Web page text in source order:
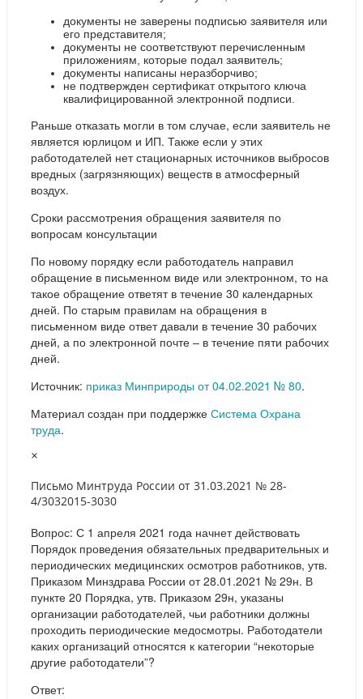
документы не заверены подписью заявителя или
его представителя;
документы не соответствуют перечисленным
приложениям, которые подал заявитель;
документы написаны неразборчиво;
не подтвержден сертификат открытого ключа
квалифицированной электронной подписи.
Раньше отказать могли в том случае, если заявитель не
является юрлицом и ИП. Также если у этих
работодателей нет стационарных источников выбросов
вредных (загрязняющих) веществ в атмосферный
воздух.
Сроки рассмотрения обращения заявителя по
вопросам консультации
По новому порядку если работодатель направил
обращение в письменном виде или электронном, то на
такое обращение ответят в течение 30 календарных
дней. По старым правилам на обращения в
письменном виде ответ давали в течение 30 рабочих
дней, а по электронной почте – в течение пяти рабочих
дней.
Источник: приказ Минприроды от 04.02.2021 № 80.
Материал создан при поддержке Система Охрана
труда.
×
Письмо Минтруда России от 31.03.2021 № 28-
4/3032015-3030
Вопрос: С 1 апреля 2021 года начнет действовать
Порядок проведения обязательных предварительных и
периодических медицинских осмотров работников, утв.
Приказом Минздрава России от 28.01.2021 № 29н. В
пункте 20 Порядка, утв. Приказом 29н, указаны
организации работодателей, чьи работники должны
проходить периодические медосмотры. Работодатели
каких организаций относятся к категории “некоторые
другие работодатели”?
Ответ: